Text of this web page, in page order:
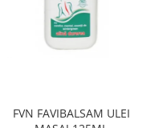
FVN FAVIBALSAM ULEI